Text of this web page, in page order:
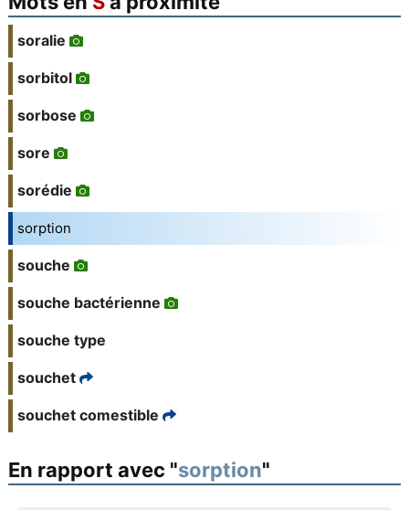
soralie
sorbitol
sorbose
sore
sorédie
sorption
souche
souche bactérienne
souche type
souchet
souchet comestible
En rapport avec "sorption"